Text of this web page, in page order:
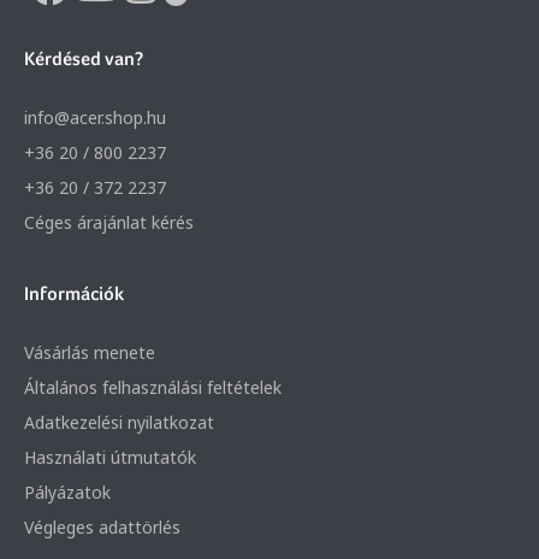
Kérdésed van?
info@acer.shop.hu
+36 20 / 800 2237
+36 20 / 372 2237
Céges árajánlat kérés
Információk
Vásárlás menete
Általános felhasználási feltételek
Adatkezelési nyilatkozat
Használati útmutatók
Pályázatok
Végleges adattörlés